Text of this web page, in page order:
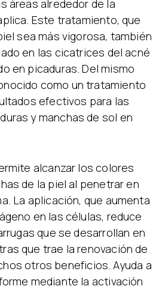
áreas alrededor de la
Este tratamiento, que
sea más vigorosa, también
en las cicatrices del acné
en picaduras. Del mismo
como un tratamiento
efectivos para las
y manchas de sol en
alcanzar los colores
de la piel al penetrar en
La aplicación, que aumenta
en las células, reduce
que se desarrollan en
que trae la renovación de
otros beneficios. Ayuda a
mediante la activación